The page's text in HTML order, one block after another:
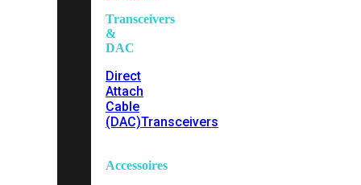
Transceivers
&
DAC
Direct
Attach
Cable
(DAC)Transceivers
Accessoires